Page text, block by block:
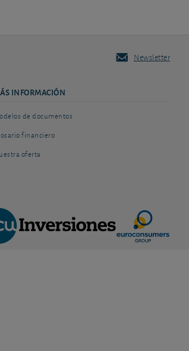
Newsletter
INFORMACIÓN
de documentos
financiero
oferta